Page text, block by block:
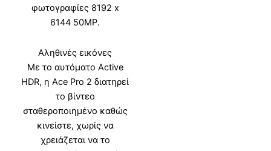
φωτογραφίες 8192 x
6144 50MP.
Αληθινές εικόνες
Με το αυτόματο Active
HDR, η Ace Pro 2 διατηρεί
το βίντεο
σταθεροποιημένο καθώς
κινείστε, χωρίς να
χρειάζεται να το